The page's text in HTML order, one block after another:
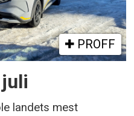
PROFF
landets mest